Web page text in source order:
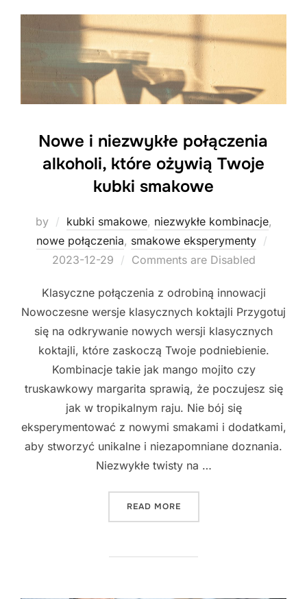
Nowe i niezwykłe połączenia
alkoholi, które ożywią Twoje
kubki smakowe
by kubki smakowe, niezwykłe kombinacje,
nowe połączenia, smakowe eksperymenty
2023-12-29 Comments are Disabled
Klasyczne połączenia z odrobiną innowacji
Nowoczesne wersje klasycznych koktajli Przygotuj
się na odkrywanie nowych wersji klasycznych
koktajli, które zaskoczą Twoje podniebienie.
Kombinacje takie jak mango mojito czy
truskawkowy margarita sprawią, że poczujesz się
jak w tropikalnym raju. Nie bój się
eksperymentować z nowymi smakami i dodatkami,
aby stworzyć unikalne i niezapomniane doznania.
Niezwykłe twisty na …
READ MORE"NOWE I NIEZWYKŁE